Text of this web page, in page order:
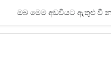
ඔබ මෙම අඩවියට ඇතුළු වී